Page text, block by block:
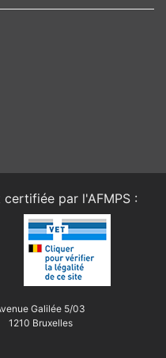
certifiée par l'AFMPS :
Galilée 5/03
1210 Bruxelles